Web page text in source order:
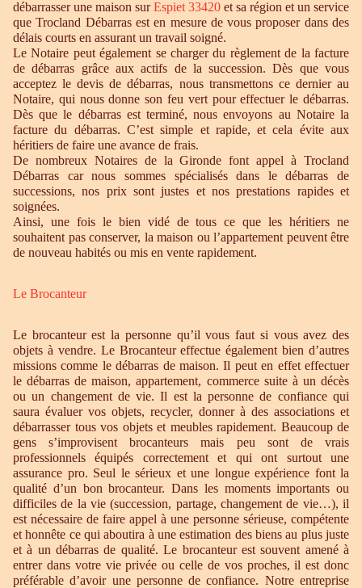
débarrasser une maison surEspiet 33420 et sa région et un service
que Trocland Débarras est en mesure de vous proposer dans des
délais courts en assurant un travail soigné.
Le Notaire peut également se charger du règlement de la facture
de débarras grâce aux actifs de la succession. Dès que vous
acceptez le devis de débarras, nous transmettons ce dernier au
Notaire, qui nous donne son feu vert pour effectuer le débarras.
Dès que le débarras est terminé, nous envoyons au Notaire la
facture du débarras. C’est simple et rapide, et cela évite aux
héritiers de faire une avance de frais.
De nombreux Notaires de la Gironde font appel à Trocland
Débarras car nous sommes spécialisés dans le débarras de
successions, nos prix sont justes et nos prestations rapides et
soignées.
Ainsi, une fois le bien vidé de tous ce que les héritiers ne
souhaitent pas conserver, la maison ou l’appartement peuvent être
de nouveau habités ou mis en vente rapidement.
Le Brocanteur
Le brocanteur est la personne qu’il vous faut si vous avez des
objets à vendre. Le Brocanteur effectue également bien d’autres
missions comme le débarras de maison. Il peut en effet effectuer
le débarras de maison, appartement, commerce suite à un décès
ou un changement de vie. Il est la personne de confiance qui
saura évaluer vos objets, recycler, donner à des associations et
débarrasser tous vos objets et meubles rapidement. Beaucoup de
gens s’improvisent brocanteurs mais peu sont de vrais
professionnels équipés correctement et qui ont surtout une
assurance pro. Seul le sérieux et une longue expérience font la
qualité d’un bon brocanteur. Dans les moments importants ou
difficiles de la vie (succession, partage, changement de vie…), il
est nécessaire de faire appel à une personne sérieuse, compétente
et honnête ce qui aboutira à une estimation des biens au plus juste
et à un débarras de qualité. Le brocanteur est souvent amené à
entrer dans votre vie privée ou celle de vos proches, il est donc
préférable d’avoir une personne de confiance. Notre entreprise